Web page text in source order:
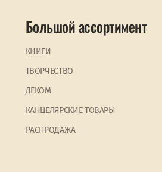
Большой ассортимент
КНИГИ
ТВОРЧЕСТВО
ДЕКОМ
КАНЦЕЛЯРСКИЕ ТОВАРЫ
PАСПРОДАЖА